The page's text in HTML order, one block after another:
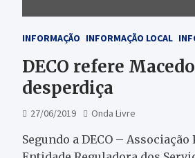
INFORMAÇÃO INFORMAÇÃO LOCAL
DECO refere
desperdiça
27/06/2019 Onda Livre
Segundo a DECO –